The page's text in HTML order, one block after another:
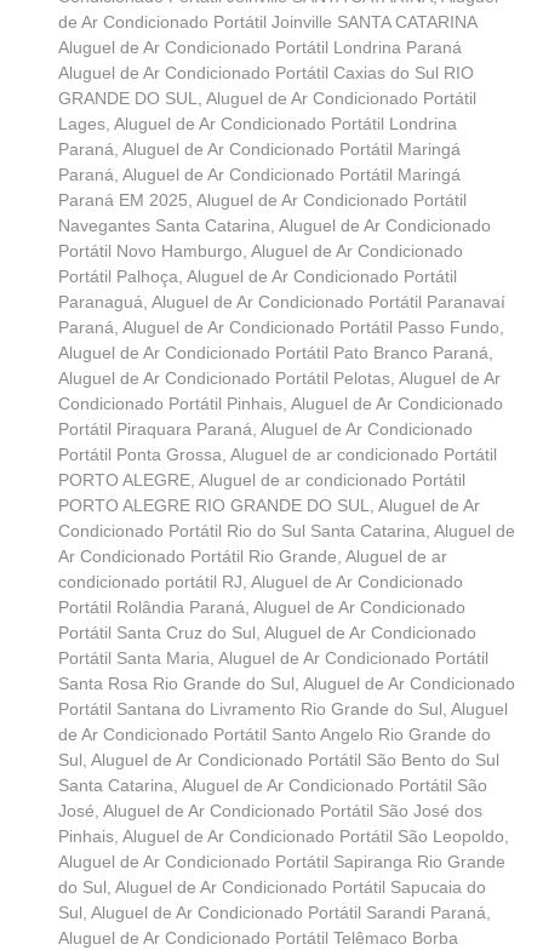
de Ar Condicionado Portátil Joinville SANTA CATARINA
Aluguel de Ar Condicionado Portátil Londrina Paraná
Aluguel de Ar Condicionado Portátil Caxias do Sul RIO
GRANDE DO SUL
Aluguel de Ar Condicionado Portátil
Lages Aluguel de Ar Condicionado Portátil Londrina
Paraná Aluguel de Ar Condicionado Portátil Maringá
Paraná Aluguel de Ar Condicionado Portátil Maringá
Paraná EM 2025 Aluguel de Ar Condicionado Portátil
Navegantes Santa Catarina Aluguel de Ar Condicionado
Portátil Novo Hamburgo Aluguel de Ar Condicionado
Portátil Palhoça Aluguel de Ar Condicionado Portátil
Paranaguá Aluguel de Ar Condicionado Portátil Paranavaí
Paraná Aluguel de Ar Condicionado Portátil Passo Fundo
Aluguel de Ar Condicionado Portátil Pato Branco Paraná
Aluguel de Ar Condicionado Portátil Pelotas Aluguel de Ar
Condicionado Portátil Pinhais Aluguel de Ar Condicionado
Portátil Piraquara Paraná Aluguel de Ar Condicionado
Portátil Ponta Grossa Aluguel de ar condicionado Portátil
PORTO ALEGRE Aluguel de ar condicionado Portátil
PORTO ALEGRE RIO GRANDE DO SUL
Aluguel de Ar
Condicionado Portátil Rio do Sul Santa Catarina Aluguel de
Ar Condicionado Portátil Rio Grande Aluguel de ar
condicionado portátil RJ Aluguel de Ar Condicionado
Portátil Rolândia Paraná Aluguel de Ar Condicionado
Portátil Santa Cruz do Sul Aluguel de Ar Condicionado
Portátil Santa Maria Aluguel de Ar Condicionado Portátil
Santa Rosa Rio Grande do Sul Aluguel de Ar Condicionado
Portátil Santana do Livramento Rio Grande do Sul Aluguel
de Ar Condicionado Portátil Santo Angelo Rio Grande do
Sul Aluguel de Ar Condicionado Portátil São Bento do Sul
Santa Catarina Aluguel de Ar Condicionado Portátil São
José Aluguel de Ar Condicionado Portátil São José dos
Pinhais Aluguel de Ar Condicionado Portátil São Leopoldo
Aluguel de Ar Condicionado Portátil Sapiranga Rio Grande
do Sul Aluguel de Ar Condicionado Portátil Sapucaia do
Sul Aluguel de Ar Condicionado Portátil Sarandi Paraná
Aluguel de Ar Condicionado Portátil Telêmaco Borba